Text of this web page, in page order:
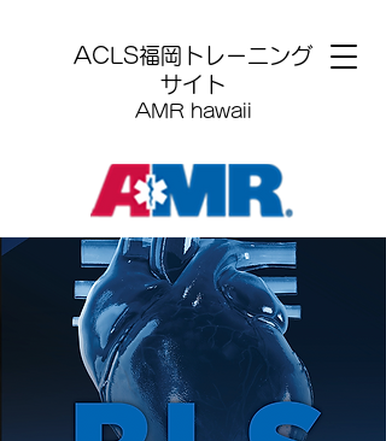
​ACLS福岡トレーニング
サイト
AMR hawaii